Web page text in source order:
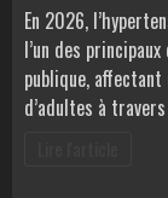
En 2026,
l’un des
publique,
d’adultes à